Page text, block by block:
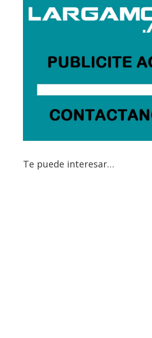
Te puede interesar…